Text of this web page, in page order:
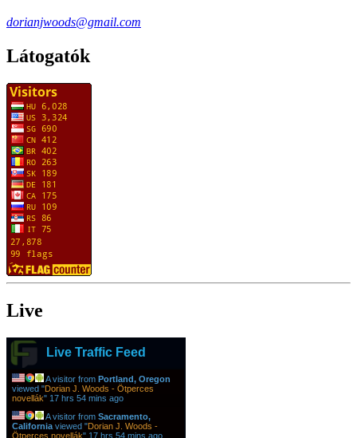
dorianjwoods@gmail.com
Látogatók
Live
Live Traffic Feed
A visitor from Portland, Oregon
viewed "Dorian J. Woods - Ötperces
novellák" 17 hrs 54 mins ago
A visitor from Sacramento,
California viewed "Dorian J. Woods -
Ötperces novellák" 17 hrs 54 mins ago